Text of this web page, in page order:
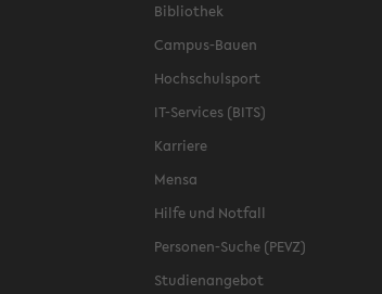
Bibliothek
Campus-Bauen
Hochschulsport
IT-Services (BITS)
Karriere
Mensa
Hilfe und Notfall
Personen-Suche (PEVZ)
Studienangebot